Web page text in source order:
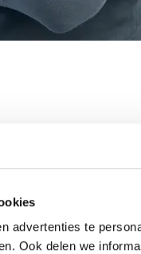
advertenties te
Ook delen we